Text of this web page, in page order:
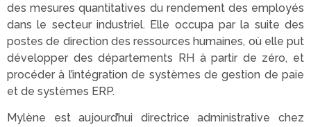
des mesures quantitatives du rendement des employés
dans le secteur industriel. Elle occupa par la suite des
postes de direction des ressources humaines, où elle put
développer des départements RH à partir de zéro, et
procéder à l’intégration de systèmes de gestion de paie
et de systèmes ERP.
Mylène est aujourd’hui directrice administrative chez